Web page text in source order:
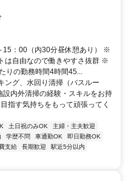
15：00（内30分昼休憩あり） ※
は自由なので働きやすさ抜群 ※
りの勤務時間4時間45...
ング、水回り清掃（バスルー
内外清掃の経験・スキルをお持
指す気持ちをもって頑張ってく
土日祝のみOK
主婦・主夫歓迎
学歴不問 車通勤OK
即日勤務OK
支給 長期歓迎
駅近5分以内